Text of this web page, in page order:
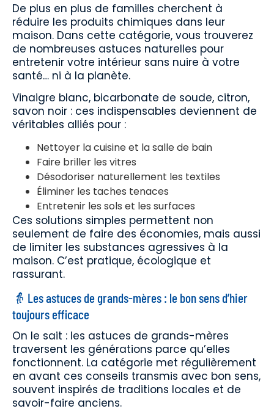
De plus en plus de familles cherchent à
réduire les produits chimiques dans leur
maison. Dans cette catégorie, vous trouverez
de nombreuses astuces naturelles pour
entretenir votre intérieur sans nuire à votre
santé… ni à la planète.
Vinaigre blanc, bicarbonate de soude, citron,
savon noir : ces indispensables deviennent de
véritables alliés pour :
Nettoyer la cuisine et la salle de bain
Faire briller les vitres
Désodoriser naturellement les textiles
Éliminer les taches tenaces
Entretenir les sols et les surfaces
Ces solutions simples permettent non
seulement de faire des économies, mais aussi
de limiter les substances agressives à la
maison. C’est pratique, écologique et
rassurant.
👵 Les astuces de grands-mères : le bon sens d’hier
toujours efficace
On le sait : les astuces de grands-mères
traversent les générations parce qu’elles
fonctionnent. La catégorie met régulièrement
en avant ces conseils transmis avec bon sens,
souvent inspirés de traditions locales et de
savoir-faire anciens.